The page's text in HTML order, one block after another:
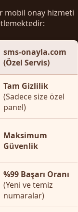
mobil onay hizmeti
sms-onayla.com
(Özel Servis)
Tam Gizlilik
(Sadece size özel
panel)
Maksimum
Güvenlik
%99 Başarı Oranı
(Yeni ve temiz
numaralar)